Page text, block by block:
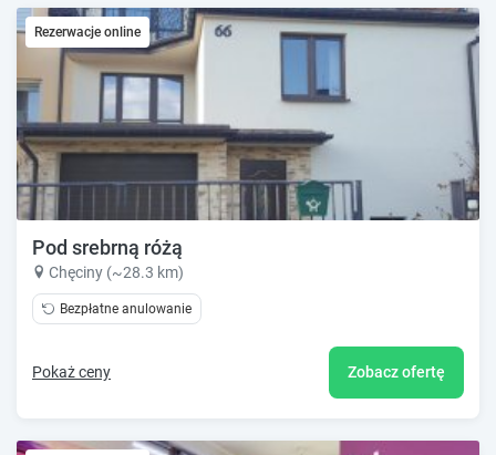
Rezerwacje online
Pod srebrną różą
Chęciny (~28.3 km)
Bezpłatne anulowanie
Pokaż ceny Zobacz ofertę